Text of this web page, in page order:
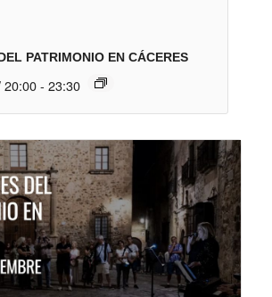
PATRIMONIO EN CÁCERES
20:00 - 23:30